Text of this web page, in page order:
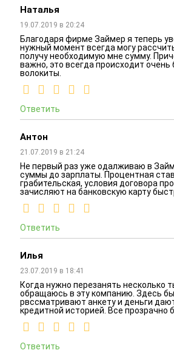
Наталья
19.07.2019 в 20:24
Благодаря фирме Займер я теперь
нужный момент всегда могу
получу необходимую мне сумму.
важно, это всегда происходит очень
волокиты.
Ответить
Антон
21.07.2019 в 21:24
Не первый раз уже одалживаю в
суммы до зарплаты. Процентная
грабительская, условия договора
зачисляют на банковскую карту
Ответить
Илья
23.07.2019 в 18:41
Когда нужно перезанять несколько
обращаюсь в эту компанию. Здесь
рвссматривают анкету и деньги
кредитной историей. Все прозрачно
Ответить